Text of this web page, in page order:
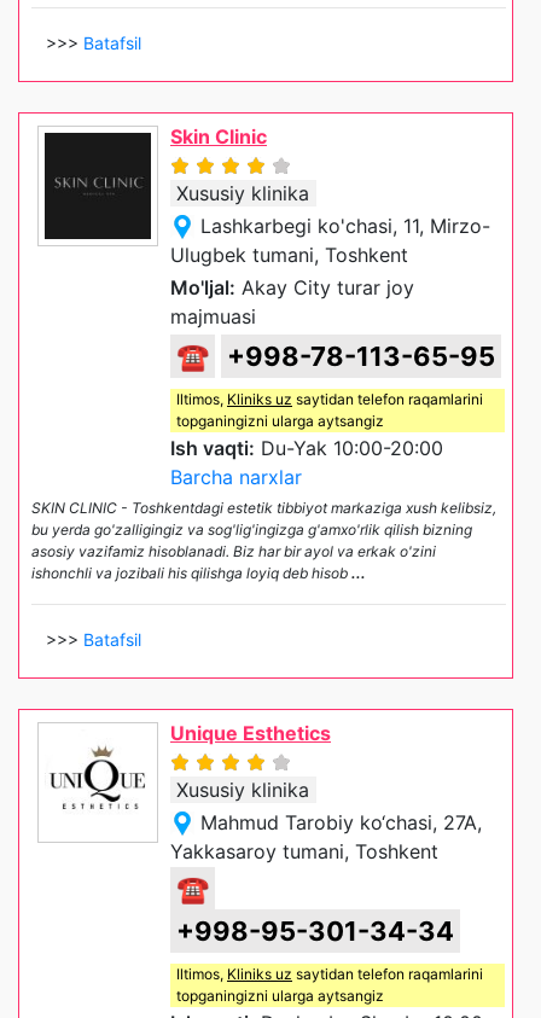
>>> Batafsil
Skin Clinic
Xususiy klinika
Lashkarbegi ko'chasi, 11, Mirzo-
Ulugbek tumani, Toshkent
Mo'ljal: Akay City turar joy
majmuasi
☎ +998-78-113-65-95
Iltimos, Kliniks uz saytidan telefon raqamlarini
topganingizni ularga aytsangiz
Ish vaqti: Du-Yak 10:00-20:00
Barcha narxlar
SKIN CLINIC - Toshkentdagi estetik tibbiyot markaziga xush kelibsiz,
bu yerda go'zalligingiz va sog'lig'ingizga g'amxo'rlik qilish bizning
asosiy vazifamiz hisoblanadi. Biz har bir ayol va erkak o'zini
ishonchli va jozibali his qilishga loyiq deb hisob ...
>>> Batafsil
Unique Esthetics
Xususiy klinika
Mahmud Tarobiy ko‘chasi, 27A,
Yakkasaroy tumani, Toshkent
☎
+998-95-301-34-34
Iltimos, Kliniks uz saytidan telefon raqamlarini
topganingizni ularga aytsangiz